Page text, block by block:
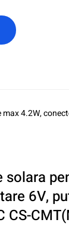
4.2W,
6V,
CS-